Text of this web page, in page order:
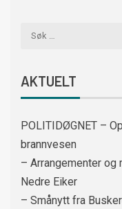
AKTUELT
POLITIDØGNET –
brannvesen
– Arrangementer
Nedre Eiker
– Smånytt fra